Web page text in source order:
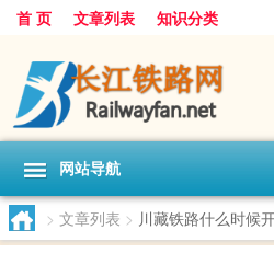
首 页 文章列表 知识分类
网站导航
> 文章列表 > 川藏铁路什么时候